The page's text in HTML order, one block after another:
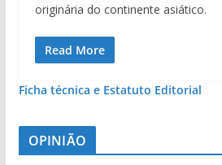
originária do continente asiático.
Read More
Ficha técnica e Estatuto Editorial
OPINIÃO